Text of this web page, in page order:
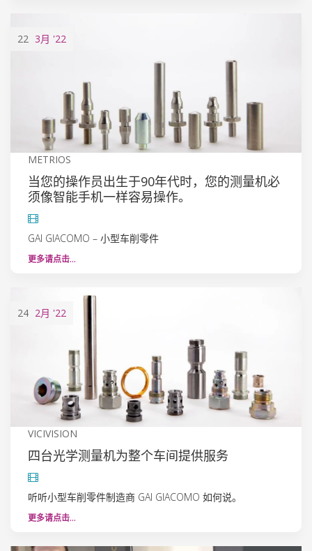
22 3月 '22
METRIOS
当您的操作员出生于90年代时，您的测量机必
须像智能手机一样容易操作。
GAI GIACOMO – 小型车削零件
更多请点击…
24 2月 '22
VICIVISION
四台光学测量机为整个车间提供服务
听听小型车削零件制造商 GAI GIACOMO 如何说。
更多请点击…